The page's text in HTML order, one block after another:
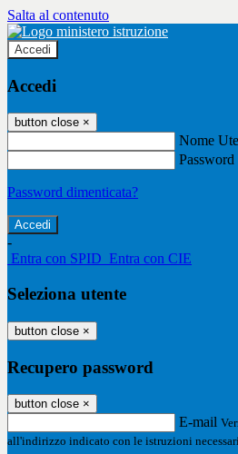
Salta al contenuto
Accedi
Accedi
button close ×
Nome
Password
Password dimenticata?
-
Entra con SPID Entra con CIE
Seleziona utente
button close ×
Recupero password
button close ×
E-mail
all'indirizzo indicato con le istruzioni